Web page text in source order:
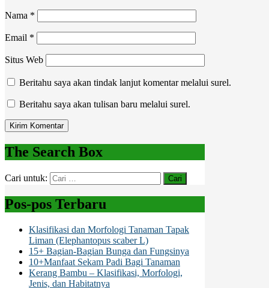
Nama *
Email *
Situs Web
Beritahu saya akan tindak lanjut komentar melalui surel.
Beritahu saya akan tulisan baru melalui surel.
The Search Box
Cari untuk:
Pos-pos Terbaru
Klasifikasi dan Morfologi Tanaman Tapak
Liman (Elephantopus scaber L)
15+ Bagian-Bagian Bunga dan Fungsinya
10+Manfaat Sekam Padi Bagi Tanaman
Kerang Bambu – Klasifikasi, Morfologi,
Jenis, dan Habitatnya